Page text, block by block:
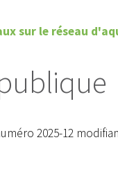
sur le réseau
2025-12